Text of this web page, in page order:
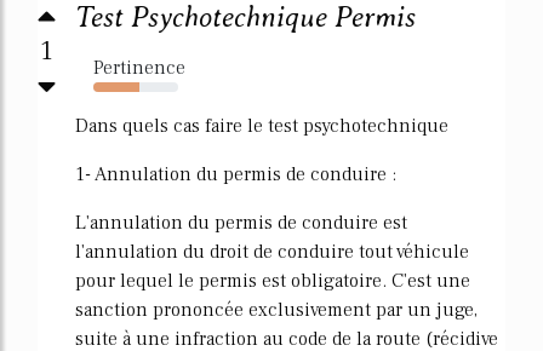
1
Test Psychotechnique Permis
Pertinence
54%
Dans quels cas faire le test psychotechnique
1- Annulation du permis de conduire :
L'annulation du permis de conduire est
l'annulation du droit de conduire tout véhicule
pour lequel le permis est obligatoire. C'est une
sanction prononcée exclusivement par un juge,
suite à une infraction au code de la route (récidive